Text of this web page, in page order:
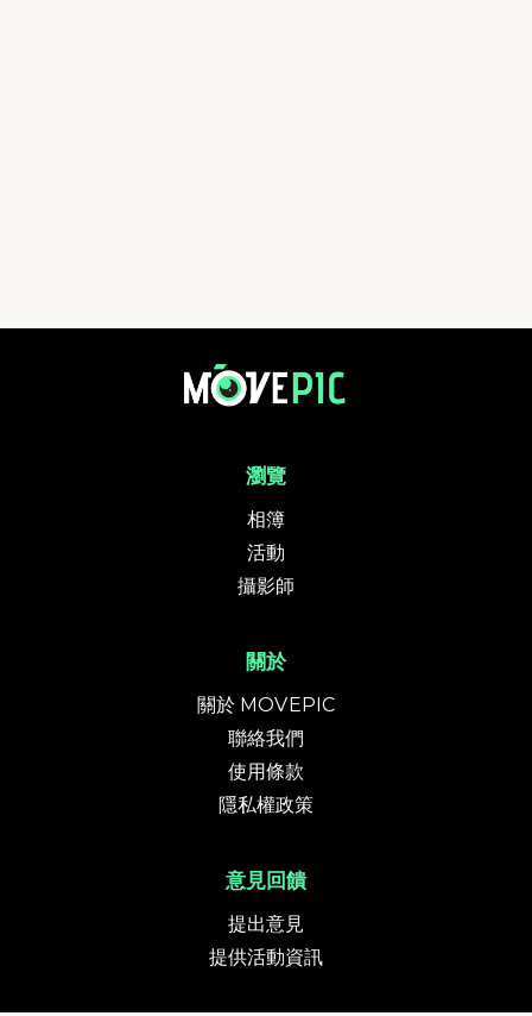
瀏覽
相簿
活動
攝影師
關於
關於 MOVEPIC
聯絡我們
使用條款
隱私權政策
意見回饋
提出意見
提供活動資訊